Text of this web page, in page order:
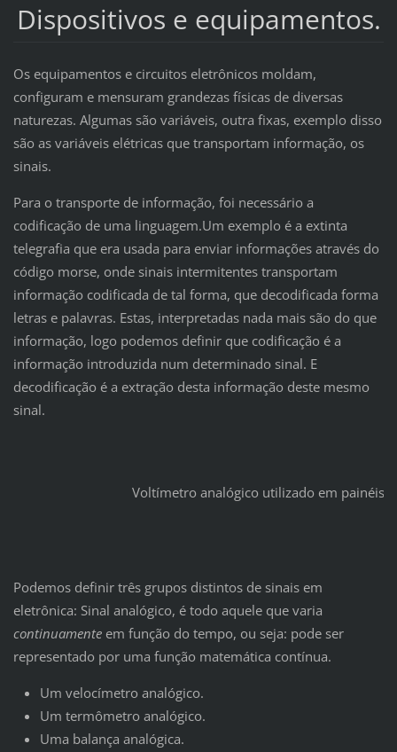
Dispositivos e equipamentos.
Os equipamentos e circuitos eletrônicos moldam,
configuram e mensuram grandezas físicas de diversas
naturezas. Algumas são variáveis, outra fixas, exemplo disso
são as variáveis elétricas que transportam informação, os
sinais.
Para o transporte de informação, foi necessário a
codificação de uma linguagem.Um exemplo é a extinta
telegrafia que era usada para enviar informações através do
código morse, onde sinais intermitentes transportam
informação codificada de tal forma, que decodificada forma
letras e palavras. Estas, interpretadas nada mais são do que
informação, logo podemos definir que codificação é a
informação introduzida num determinado sinal. E
decodificação é a extração desta informação deste mesmo
sinal.
Voltímetro analógico utilizado em painéis
Podemos definir três grupos distintos de sinais em
eletrônica: Sinal analógico, é todo aquele que varia
continuamenteem função do tempo, ou seja: pode ser
representado por uma função matemática contínua.
Um velocímetro analógico.
Um termômetro analógico.
Uma balança analógica.